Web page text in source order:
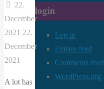
22.
December
2021 22.
December
2021
A lot has
login
Log in
Entries feed
Comments feed
WordPress.org